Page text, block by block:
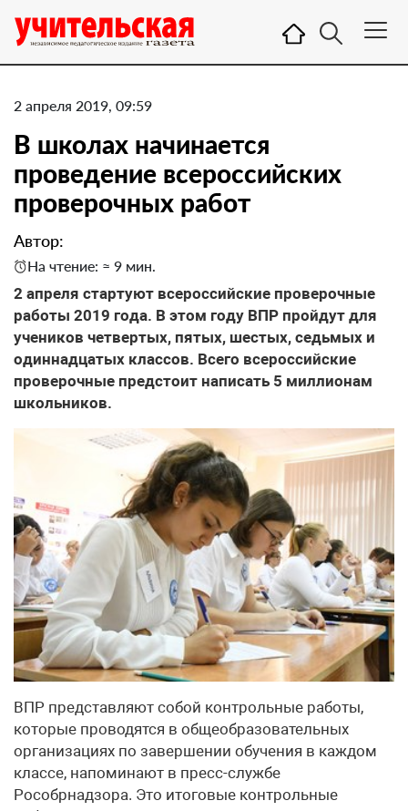
2 апреля 2019, 09:59
В школах начинается
проведение всероссийских
проверочных работ
Автор:
На чтение: ≈ 9 мин.
2 апреля стартуют всероссийские проверочные
работы 2019 года. В этом году ВПР пройдут для
учеников четвертых, пятых, шестых, седьмых и
одиннадцатых классов. Всего всероссийские
проверочные предстоит написать 5 миллионам
школьников.
ВПР представляют собой контрольные работы,
которые проводятся в общеобразовательных
организациях по завершении обучения в каждом
классе, напоминают в пресс-службе
Рособрнадзора. Это итоговые контрольные